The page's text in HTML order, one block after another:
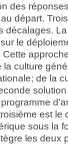
des
départ.
décalages.
le
culture
de la
solution
est le
sous la
les deux